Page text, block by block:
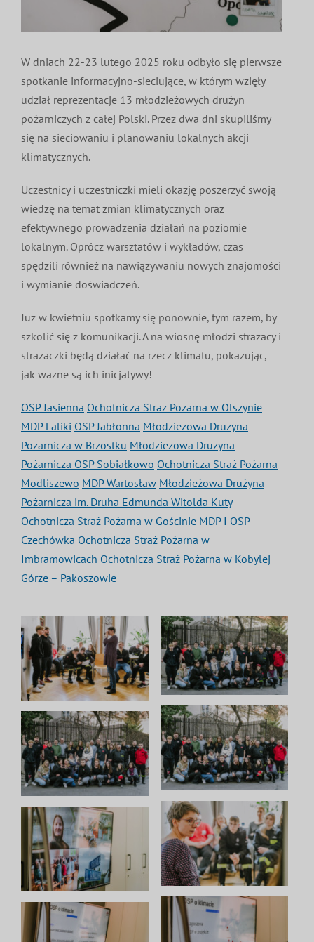
Media
OTWP
Orkiestry
Sport
Historia
Projekty
Forum
Sklep
100-lecie
W dniach 22-23 lutego 2025 roku odbyło się pierwsze
spotkanie informacyjno-sieciujące, w którym wzięły
udział reprezentacje 13 młodzieżowych drużyn
pożarniczych z całej Polski. Przez dwa dni skupiliśmy
się na sieciowaniu i planowaniu lokalnych akcji
klimatycznych.
Uczestnicy i uczestniczki mieli okazję poszerzyć swoją
wiedzę na temat zmian klimatycznych oraz
efektywnego prowadzenia działań na poziomie
lokalnym. Oprócz warsztatów i wykładów, czas
spędzili również na nawiązywaniu nowych znajomości
i wymianie doświadczeń.
Już w kwietniu spotkamy się ponownie, tym razem, by
szkolić się z komunikacji. A na wiosnę młodzi strażacy i
strażaczki będą działać na rzecz klimatu, pokazując,
jak ważne są ich inicjatywy!
OSP Jasienna Ochotnicza Straż Pożarna w Olszynie
MDP Laliki OSP Jabłonna Młodzieżowa Drużyna
Pożarnicza w Brzostku Młodzieżowa Drużyna
Pożarnicza OSP Sobiałkowo Ochotnicza Straż Pożarna
Modliszewo MDP Wartosław Młodzieżowa Drużyna
Pożarnicza im. Druha Edmunda Witolda Kuty
Ochotnicza Straż Pożarna w Gościnie MDP I OSP
Czechówka Ochotnicza Straż Pożarna w
Imbramowicach Ochotnicza Straż Pożarna w Kobylej
Górze – Pakoszowie